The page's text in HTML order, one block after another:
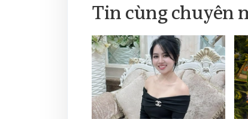
Tin cùng chuyên